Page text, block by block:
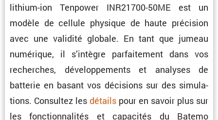
lithium-ion Tenpower INR21700-50ME est un
modèle de cellule physique de haute préci­sion
avec une validité globale. En tant que jumeau
numérique, il s’intègre parfai­te­ment dans vos
recherches, dévelop­pe­ments et analyses de
batterie en basant vos décisions sur des simula­
tions. Consultez les détails pour en savoir plus sur
les fonction­na­lités et capacités du Batemo